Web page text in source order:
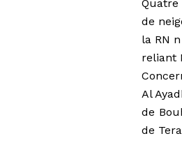
de
la RN
reliant
Al
de
de